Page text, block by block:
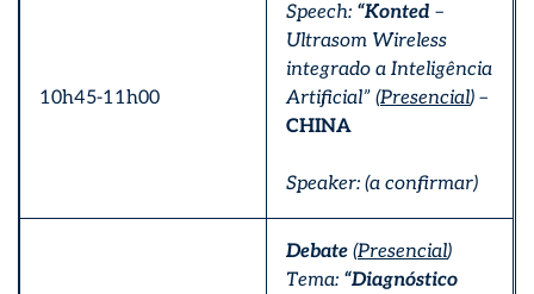
10h45-11h00
Speech: “Konted –
Ultrasom Wireless
integrado a Inteligência
Artificial” (Presencial) –
CHINA
Speaker: (a confirmar)
Debate (Presencial)
Tema: “Diagnóstico